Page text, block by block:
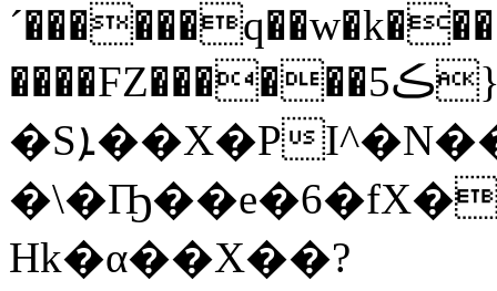
����FZ������5ڪ}_qMcK2�n����FYm�D��;�Ԭ/
�Sܐ��X�PI^�N����`(��d@��
Hk�α��X��?